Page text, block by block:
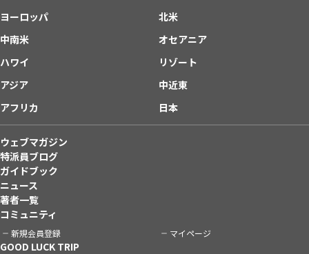
ヨーロッパ
北米
中南米
オセアニア
ハワイ
リゾート
アジア
中近東
アフリカ
日本
ウェブマガジン
特派員ブログ
ガイドブック
ニュース
著者一覧
コミュニティ
新規会員登録 マイページ
GOOD LUCK TRIP